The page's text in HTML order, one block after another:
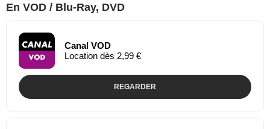
En VOD / Blu-Ray, DVD
Canal VOD
Location dès 2,99 €
REGARDER